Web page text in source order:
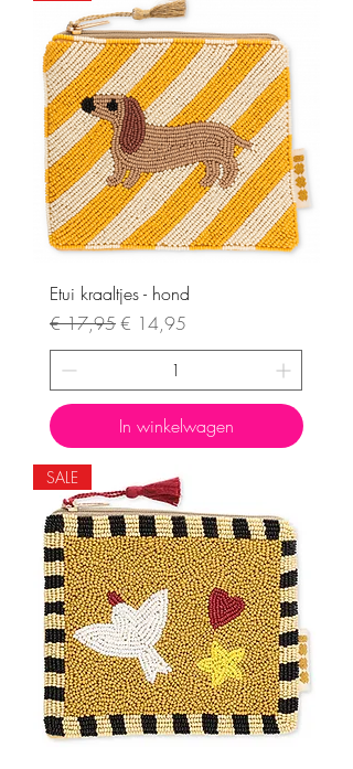
Etui kraaltjes - hond
Normale prijs
€ 17,95Verkoopprijs
€ 14,95
In winkelwagen
SALE